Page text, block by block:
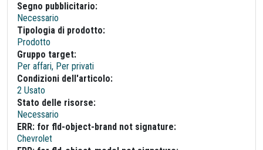
Segno pubblicitario:
Necessario
Tipologia di prodotto:
Prodotto
Gruppo target:
Per affari, Per privati
Condizioni dell'articolo:
2 Usato
Stato delle risorse:
Necessario
ERR: for fld-object-brand not signature:
Chevrolet